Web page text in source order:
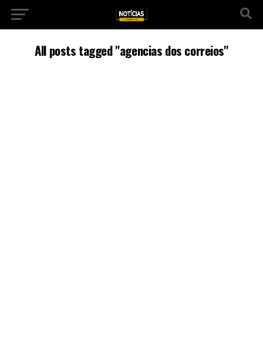
All posts tagged "agencias dos correios"